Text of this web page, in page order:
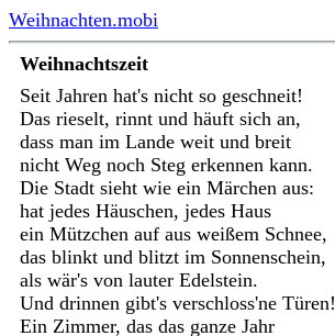
Weihnachten.mobi
Weihnachtszeit
Seit Jahren hat's nicht so geschneit!
Das rieselt, rinnt und häuft sich an,
dass man im Lande weit und breit
nicht Weg noch Steg erkennen kann.
Die Stadt sieht wie ein Märchen aus:
hat jedes Häuschen, jedes Haus
ein Mützchen auf aus weißem Schnee,
das blinkt und blitzt im Sonnenschein,
als wär's von lauter Edelstein.
Und drinnen gibt's verschloss'ne Türen!
Ein Zimmer, das das ganze Jahr